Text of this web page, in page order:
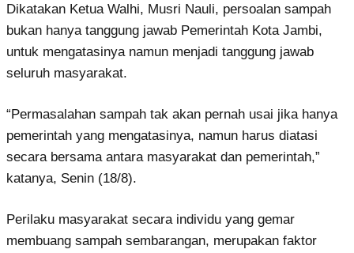
Dikatakan Ketua Walhi, Musri Nauli, persoalan sampah
bukan hanya tanggung jawab Pemerintah Kota Jambi,
untuk mengatasinya namun menjadi tanggung jawab
seluruh masyarakat.
“Permasalahan sampah tak akan pernah usai jika hanya
pemerintah yang mengatasinya, namun harus diatasi
secara bersama antara masyarakat dan pemerintah,”
katanya, Senin (18/8).
Perilaku masyarakat secara individu yang gemar
membuang sampah sembarangan, merupakan faktor